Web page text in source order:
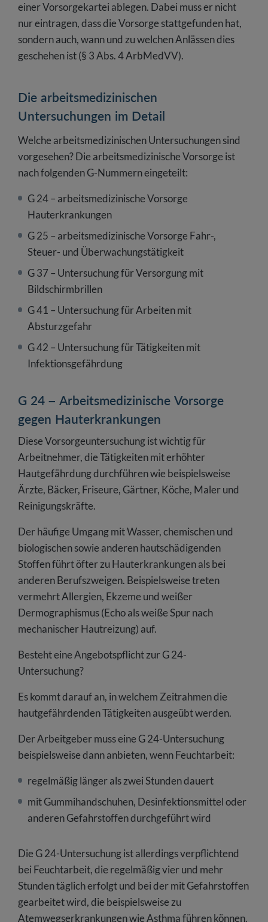
einer Vorsorgekartei ablegen. Dabei muss er nicht
nur eintragen, dass die Vorsorge stattgefunden hat,
sondern auch, wann und zu welchen Anlässen dies
geschehen ist (§ 3 Abs. 4 ArbMedVV).
Die arbeitsmedizinischen
Untersuchungen im Detail
Welche arbeitsmedizinischen Untersuchungen sind
vorgesehen? Die arbeitsmedizinische Vorsorge ist
nach folgenden G-Nummern eingeteilt:
G 24 – arbeitsmedizinische Vorsorge
Hauterkrankungen
G 25 – arbeitsmedizinische Vorsorge Fahr-,
Steuer- und Überwachungstätigkeit
G 37 – Untersuchung für Versorgung mit
Bildschirmbrillen
G 41 – Untersuchung für Arbeiten mit
Absturzgefahr
G 42 – Untersuchung für Tätigkeiten mit
Infektionsgefährdung
G 24 – Arbeitsmedizinische Vorsorge
gegen Hauterkrankungen
Diese Vorsorgeuntersuchung ist wichtig für
Arbeitnehmer, die Tätigkeiten mit erhöhter
Hautgefährdung durchführen wie beispielsweise
Ärzte, Bäcker, Friseure, Gärtner, Köche, Maler und
Reinigungskräfte.
Der häufige Umgang mit Wasser, chemischen und
biologischen sowie anderen hautschädigenden
Stoffen führt öfter zu Hauterkrankungen als bei
anderen Berufszweigen. Beispielsweise treten
vermehrt Allergien, Ekzeme und weißer
Dermographismus (Echo als weiße Spur nach
mechanischer Hautreizung) auf.
Besteht eine Angebotspflicht zur G 24-
Untersuchung?
Es kommt darauf an, in welchem Zeitrahmen die
hautgefährdenden Tätigkeiten ausgeübt werden.
Der Arbeitgeber muss eine G 24-Untersuchung
beispielsweise dann anbieten, wenn Feuchtarbeit:
regelmäßig länger als zwei Stunden dauert
mit Gummihandschuhen, Desinfektionsmittel oder
anderen Gefahrstoffen durchgeführt wird
Die G 24-Untersuchung ist allerdings verpflichtend
bei Feuchtarbeit, die regelmäßig vier und mehr
Stunden täglich erfolgt und bei der mit Gefahrstoffen
gearbeitet wird, die beispielsweise zu
Atemwegserkrankungen wie Asthma führen können.